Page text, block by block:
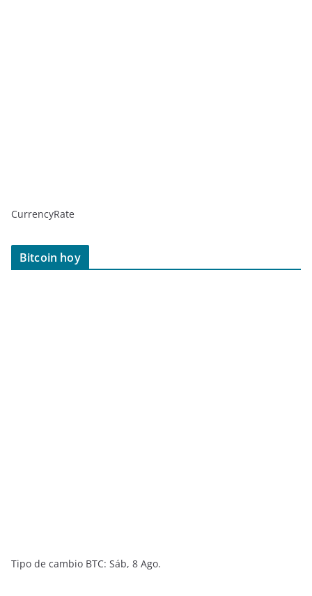
CurrencyRate
Bitcoin hoy
Tipo de cambio BTC: Sáb, 8 Ago.